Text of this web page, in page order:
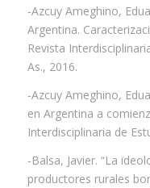
-Azcuy Ameghino,
Argentina.
Revista
As., 2016.
-Azcuy Ameghino,
en Argentina a
Interdisciplinaria de
-Balsa, Javier. “La
productores rurales